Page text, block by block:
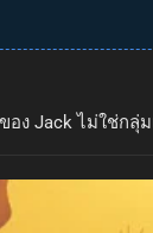
ง Jack ไม่ใช่ก